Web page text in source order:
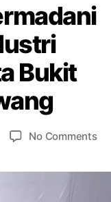
Bukit
No Commentson